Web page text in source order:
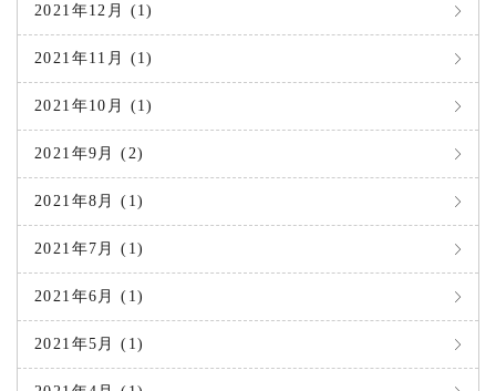
2021年12月 (1)
2021年11月 (1)
2021年10月 (1)
2021年9月 (2)
2021年8月 (1)
2021年7月 (1)
2021年6月 (1)
2021年5月 (1)